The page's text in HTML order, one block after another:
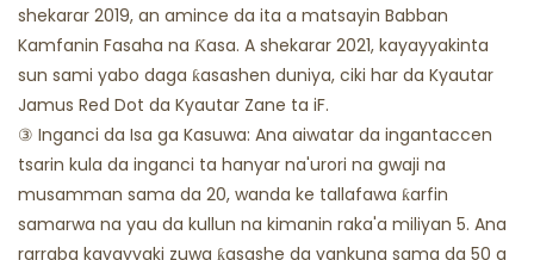
shekarar 2019, an amince da ita a matsayin Babban
Kamfanin Fasaha na Ƙasa. A shekarar 2021, kayayyakinta
sun sami yabo daga ƙasashen duniya, ciki har da Kyautar
Jamus Red Dot da Kyautar Zane ta iF.
③ Inganci da Isa ga Kasuwa: Ana aiwatar da ingantaccen
tsarin kula da inganci ta hanyar na'urori na gwaji na
musamman sama da 20, wanda ke tallafawa ƙarfin
samarwa na yau da kullun na kimanin raka'a miliyan 5. Ana
rarraba kayayyaki zuwa ƙasashe da yankuna sama da 50 a